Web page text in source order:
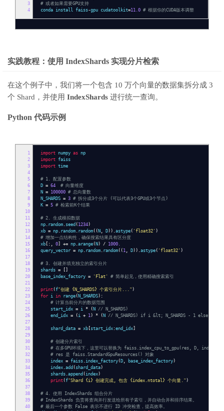
3
4
# 或者如果需要GPU支持
conda install faiss-gpu cudatoolkit=11.0 # 根据你的CUDA版本调整
实践教程：使用 IndexShards 实现分片检索
在这个例子中，我们将一个包含 10 万个向量的数据集拆分成 3
个 Shard，并使用 IndexShards 进行统一查询。
Python 代码示例
1
2
3
4
5
6
7
8
9
10
11
12
13
14
15
16
17
18
19
20
21
22
23
24
25
26
27
28
29
30
31
32
33
34
35
36
37
38
39
40
import numpy as np
import faiss
import time
# 1. 配置参数
D = 64
# 向量维度
N = 100000 # 总向量数
N_SHARDS = 3 # 拆分成3个分片 (可以代表3个GPU或3个节点)
K = 5 # 检索前K个结果
# 2. 生成模拟数据
np . random . seed ( 1234)
xb = np . random . random (( N , D)).astype ( 'float32' )
# 增加一点结构性，确保搜索结果具有区分度
xb [:, 0] += np .arange ( N ) / 1000.
query_vector = np . random . random (( 1 , D)).astype ( 'float32' )
# 3. 创建并填充独立的索引分片
shards =
[]
base_index_factory = 'Flat' # 简单起见，使用精确搜索索引
print (f"创建 {N_SHARDS} 个索引分片..." )
for i in range ( N_SHARDS):
# 计算当前分片的数据范围
start_idx = i * ( N // N_SHARDS)
end_idx = (i + 1) * ( N // N_SHARDS) if i &lt; N_SHARDS - 1 else N
shard_data = xb [ start_idx :end_idx]
# 创建分片索引
# 在多GPU环境下，这里可以替换为 faiss.index_cpu_to_gpu(res, D, index)
# res 是 faiss.StandardGpuResources() 对象
index = faiss .index_factory ( D , base_index_factory)
index .add ( shard_data)
shards .append (index)
print (f"Shard {i} 创建完成, 包含 {index.ntotal} 个向量." )
# 4. 使用 IndexShards 组合分片
# IndexShards 负责将查询并行发送给所有子索引，并自动合并和排序结果。
# 最后一个参数 False 表示不进行 ID 冲突检查，提高效率。